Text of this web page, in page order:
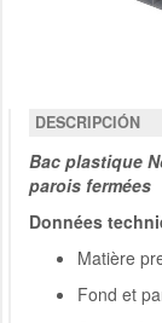
DESCRIPCIÓN
Bac plastique
parois fermées
Données
Matière
Fond et